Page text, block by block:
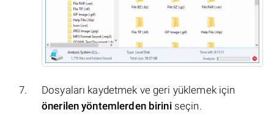
Dosyaları kaydetmek ve geri yüklemek için
önerilen yöntemlerden biriniseçin.